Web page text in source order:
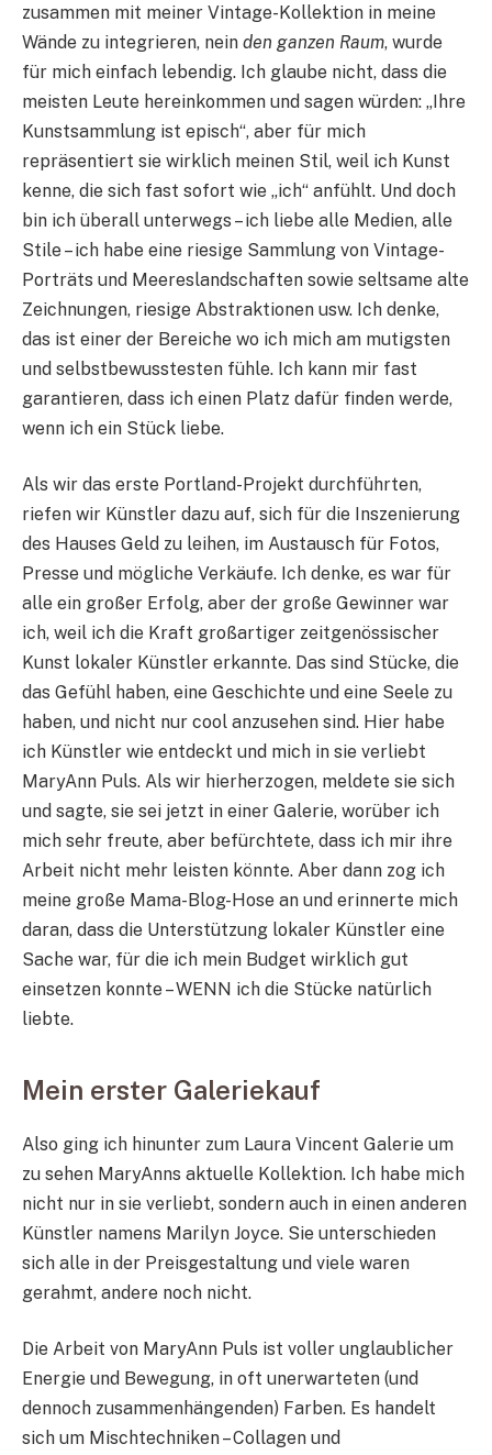
zusammen mit meiner Vintage-Kollektion in meine
Wände zu integrieren, nein den ganzen Raum, wurde
für mich einfach lebendig. Ich glaube nicht, dass die
meisten Leute hereinkommen und sagen würden: „Ihre
Kunstsammlung ist episch“, aber für mich
repräsentiert sie wirklich meinen Stil, weil ich Kunst
kenne, die sich fast sofort wie „ich“ anfühlt. Und doch
bin ich überall unterwegs – ich liebe alle Medien, alle
Stile – ich habe eine riesige Sammlung von Vintage-
Porträts und Meereslandschaften sowie seltsame alte
Zeichnungen, riesige Abstraktionen usw. Ich denke,
das ist einer der Bereiche wo ich mich am mutigsten
und selbstbewusstesten fühle. Ich kann mir fast
garantieren, dass ich einen Platz dafür finden werde,
wenn ich ein Stück liebe.
Als wir das erste Portland-Projekt durchführten,
riefen wir Künstler dazu auf, sich für die Inszenierung
des Hauses Geld zu leihen, im Austausch für Fotos,
Presse und mögliche Verkäufe. Ich denke, es war für
alle ein großer Erfolg, aber der große Gewinner war
ich, weil ich die Kraft großartiger zeitgenössischer
Kunst lokaler Künstler erkannte. Das sind Stücke, die
das Gefühl haben, eine Geschichte und eine Seele zu
haben, und nicht nur cool anzusehen sind. Hier habe
ich Künstler wie entdeckt und mich in sie verliebt
MaryAnn Puls. Als wir hierherzogen, meldete sie sich
und sagte, sie sei jetzt in einer Galerie, worüber ich
mich sehr freute, aber befürchtete, dass ich mir ihre
Arbeit nicht mehr leisten könnte. Aber dann zog ich
meine große Mama-Blog-Hose an und erinnerte mich
daran, dass die Unterstützung lokaler Künstler eine
Sache war, für die ich mein Budget wirklich gut
einsetzen konnte – WENN ich die Stücke natürlich
liebte.
Mein erster Galeriekauf
Also ging ich hinunter zum Laura Vincent Galerie um
zu sehen MaryAnns aktuelle Kollektion. Ich habe mich
nicht nur in sie verliebt, sondern auch in einen anderen
Künstler namens Marilyn Joyce. Sie unterschieden
sich alle in der Preisgestaltung und viele waren
gerahmt, andere noch nicht.
Die Arbeit von MaryAnn Puls ist voller unglaublicher
Energie und Bewegung, in oft unerwarteten (und
dennoch zusammenhängenden) Farben. Es handelt
sich um Mischtechniken – Collagen und